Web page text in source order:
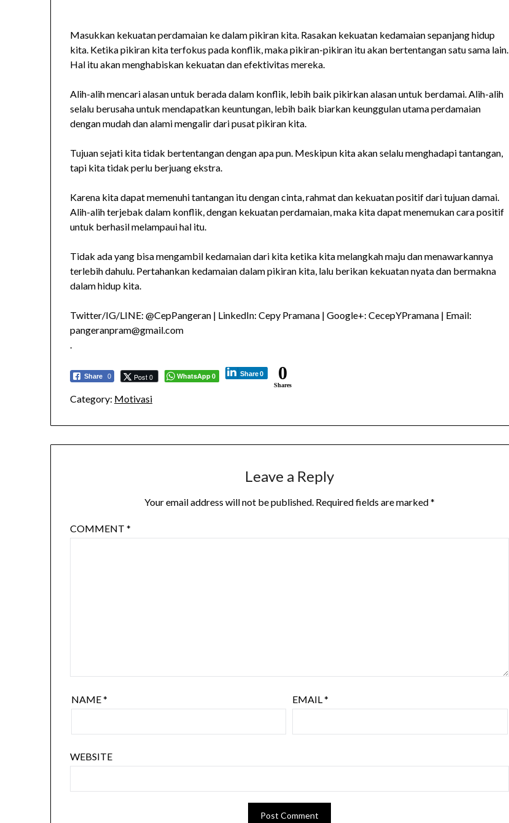
Masukkan kekuatan perdamaian ke dalam pikiran kita. Rasakan kekuatan kedamaian sepanjang hidup
kita. Ketika pikiran kita terfokus pada konflik, maka pikiran-pikiran itu akan bertentangan satu sama lain.
Hal itu akan menghabiskan kekuatan dan efektivitas mereka.
Alih-alih mencari alasan untuk berada dalam konflik, lebih baik pikirkan alasan untuk berdamai. Alih-alih
selalu berusaha untuk mendapatkan keuntungan, lebih baik biarkan keunggulan utama perdamaian
dengan mudah dan alami mengalir dari pusat pikiran kita.
Tujuan sejati kita tidak bertentangan dengan apa pun. Meskipun kita akan selalu menghadapi tantangan,
tapi kita tidak perlu berjuang ekstra.
Karena kita dapat memenuhi tantangan itu dengan cinta, rahmat dan kekuatan positif dari tujuan damai.
Alih-alih terjebak dalam konflik, dengan kekuatan perdamaian, maka kita dapat menemukan cara positif
untuk berhasil melampaui hal itu.
Tidak ada yang bisa mengambil kedamaian dari kita ketika kita melangkah maju dan menawarkannya
terlebih dahulu. Pertahankan kedamaian dalam pikiran kita, lalu berikan kekuatan nyata dan bermakna
dalam hidup kita.
Twitter/IG/LINE: @CepPangeran | LinkedIn: Cepy Pramana | Google+: CecepYPramana | Email:
pangeranpram@gmail.com
.
Share 0 Post 0 WhatsApp0 Share0 0
Shares
Category: Motivasi
Leave a Reply
Your email address will not be published. Required fields are marked*
COMMENT*
NAME* EMAIL*
WEBSITE